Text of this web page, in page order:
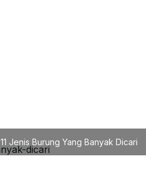
11 Jenis Burung Yang Banyak Dicari